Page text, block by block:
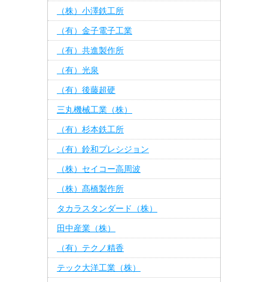
（株）小澤鉄工所
（有）金子電子工業
（有）共進製作所
（有）光泉
（有）後藤超硬
三丸機械工業（株）
（有）杉本鉄工所
（有）鈴和プレシジョン
（株）セイコー高周波
（株）髙橋製作所
タカラスタンダード（株）
田中産業（株）
（有）テクノ精香
テック大洋工業（株）